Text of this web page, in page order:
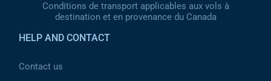
Conditions de transport applicables aux vols à
destination et en provenance du Canada
HELP AND CONTACT
Contact us